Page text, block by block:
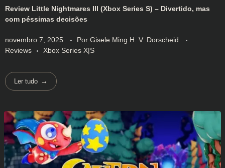
Review Little Nightmares III (Xbox Series S) – Divertido, mas
com péssimas decisões
novembro 7, 2025 Por Gisele Ming H. V. Dorscheid
Reviews
Xbox Series X|S
Ler tudo